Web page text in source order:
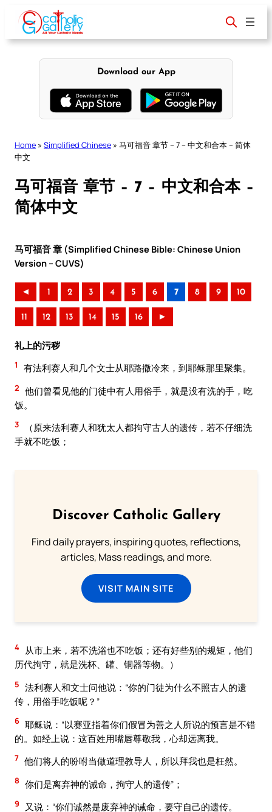
content
Download our App
Home » Simplified Chinese » 马可福音 章节 – 7 – 中文和合本 – 简体
中文
马可福音 章节 – 7 – 中文和合本 –
简体中文
马可福音 章 (Simplified Chinese Bible: Chinese Union
Version – CUVS)
◄ 1 2 3 4 5 6 7 8 9 10
11 12 13 14 15 16 ►
礼上的污秽
1 有法利赛人和几个文士从耶路撒冷来，到耶稣那里聚集。
2 他们曾看见他的门徒中有人用俗手，就是没有洗的手，吃
饭。
3
（原来法利赛人和犹太人都拘守古人的遗传，若不仔细洗
手就不吃饭；
Discover Catholic Gallery
Find daily prayers, inspiring quotes, reflections,
articles, Mass readings, and more.
VISIT MAIN SITE
4 从市上来，若不洗浴也不吃饭；还有好些别的规矩，他们
历代拘守，就是洗杯、罐、铜器等物。）
5 法利赛人和文士问他说：“你的门徒为什么不照古人的遗
传，用俗手吃饭呢？”
6 耶稣说：“以赛亚指着你们假冒为善之人所说的预言是不错
的。如经上说：这百姓用嘴唇尊敬我，心却远离我。
7 他们将人的吩咐当做道理教导人，所以拜我也是枉然。
8 你们是离弃神的诫命，拘守人的遗传”；
9 又说：“你们诚然是废弃神的诫命，要守自己的遗传。